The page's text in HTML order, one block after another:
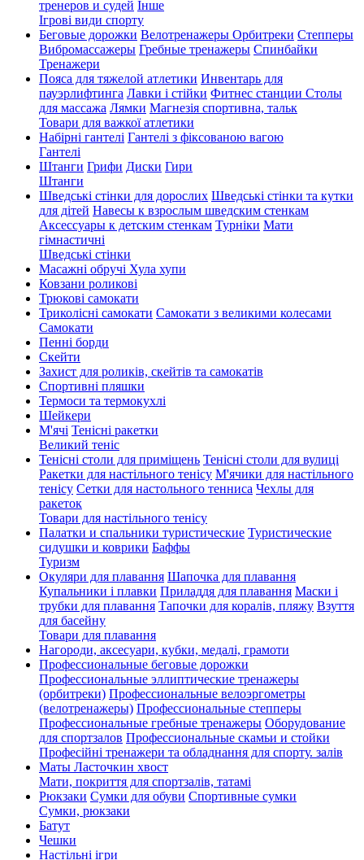
тренеров и судей Інше
Ігрові види спорту
Беговые дорожки Велотренажеры Орбитреки Степперы
Вибромассажеры Гребные тренажеры Спинбайки
Тренажери
Пояса для тяжелой атлетики Инвентарь для
пауэрлифтинга Лавки і стійки Фитнес станции Столы
для массажа Лямки Магнезія спортивна, тальк
Товари для важкої атлетики
Набірні гантелі Гантелі з фіксованою вагою
Гантелі
Штанги Грифи Диски Гири
Штанги
Шведські стінки для дорослих Шведські стінки та кутки
для дітей Навесы к взрослым шведским стенкам
Аксессуары к детским стенкам Турніки Мати
гімнастичні
Шведські стінки
Масажні обручі Хула хупи
Ковзани роликові
Трюкові самокати
Триколісні самокати Самокати з великими колесами
Cамокати
Пенні борди
Скейти
Захист для роликів, скейтів та самокатів
Спортивні пляшки
Термоси та термокухлі
Шейкери
М'ячі Тенісні ракетки
Великий теніс
Тенісні столи для приміщень Тенісні столи для вулиці
Ракетки для настільного тенісу М'ячики для настільного
тенісу Сетки для настольного тенниса Чехлы для
ракеток
Товари для настільного тенісу
Палатки и спальники туристические Туристические
сидушки и коврики Баффы
Туризм
Окуляри для плавання Шапочка для плавання
Купальники і плавки Приладдя для плавання Маски і
трубки для плавання Тапочки для коралів, пляжу Взуття
для басейну
Товари для плавання
Нагороди, аксесуари, кубки, медалі, грамоти
Профессиональные беговые дорожки
Профессиональные эллиптические тренажеры
(орбитреки) Профессиональные велоэргометры
(велотренажеры) Профессиональные cтепперы
Профессиональные гребные тренажеры Оборудование
для спортзалов Профессиональные скамьи и стойки
Професійні тренажери та обладнання для спорту. залів
Маты Ласточкин хвост
Мати, покриття для спортзалів, татамі
Рюкзаки Сумки для обуви Спортивные сумки
Сумки, рюкзаки
Батут
Чешки
Настільні ігри